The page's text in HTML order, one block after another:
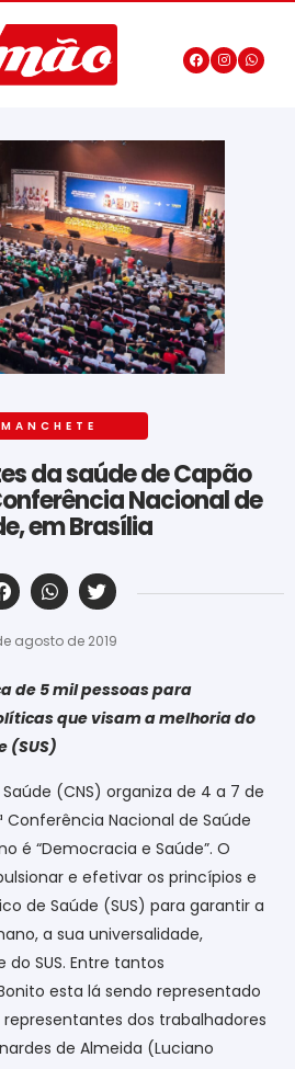
MANCHETE
da saúde de Capão
Nacional de
em Brasília
agosto de 2019
de 5 mil pessoas para
que visam a melhoria do
(SUS)
(CNS) organiza de 4 a 7 de
Conferência Nacional de Saúde
é “Democracia e Saúde”. O
e efetivar os princípios e
de Saúde (SUS) para garantir a
a sua universalidade,
SUS. Entre tantos
esta lá sendo representado
dos trabalhadores
de Almeida (Luciano